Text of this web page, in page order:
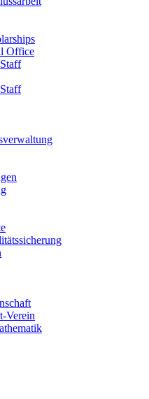
Office
Verein